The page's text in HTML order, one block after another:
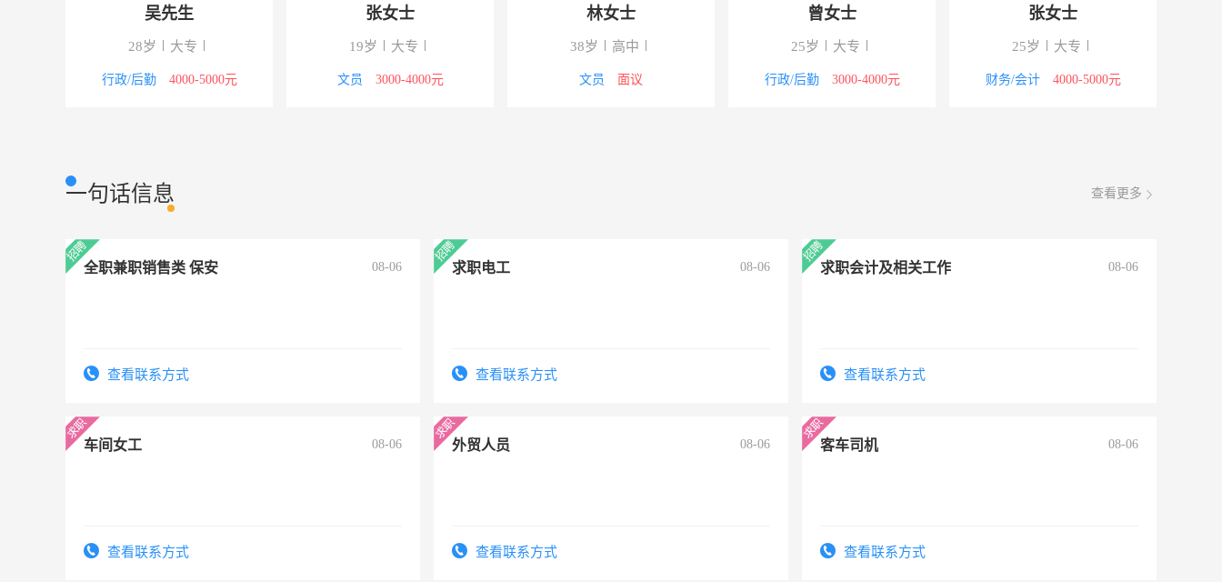
市场营销 保山易发商贸有局限责任公司 08-06
财务管理岗 财会审计 云南榕耀新能源有限公司 08-06
吴先生
28岁 大专
行政/后勤 4000-5000元
张女士
19岁 大专
文员 3000-4000元
林女士
38岁 高中
文员 面议
曾女士
25岁 大专
行政/后勤 3000-4000元
张女士
25岁 大专
财务/会计 4000-5000元
一句话信息 查看更多
全职兼职销售类 保安 08-06
查看联系方式
求职电工 08-06
查看联系方式
求职会计及相关工作 08-06
查看联系方式
车间女工 08-06
查看联系方式
外贸人员 08-06
查看联系方式
客车司机 08-06
查看联系方式